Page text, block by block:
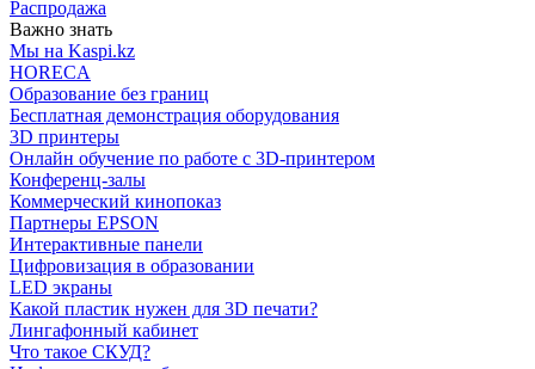
Распродажа
Важно знать
Мы на Kaspi.kz
HORECA
Образование без границ
Бесплатная демонстрация оборудования
3D принтеры
Онлайн обучение по работе с 3D-принтером
Конференц-залы
Коммерческий кинопоказ
Партнеры EPSON
Интерактивные панели
Цифровизация в образовании
LED экраны
Какой пластик нужен для 3D печати?
Лингафонный кабинет
Что такое СКУД?